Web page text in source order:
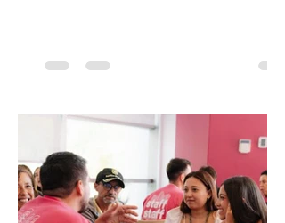
agosto, el Parque Arena Temuco será
escenario de una noche dedicada al indie
banda que llegará a la capital de La
Araucanía para ofrecer un show cargado
de energía, guitarras y canciones que han
marcado su breve pero exitosa trayectoria.
La jornad